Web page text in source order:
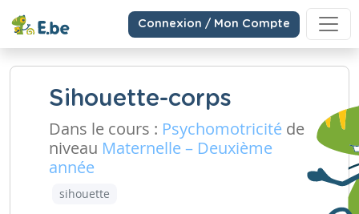
Connexion / Mon Compte
Sihouette-corps
Dans le cours : Psychomotricité de
niveau Maternelle – Deuxième
année
sihouette